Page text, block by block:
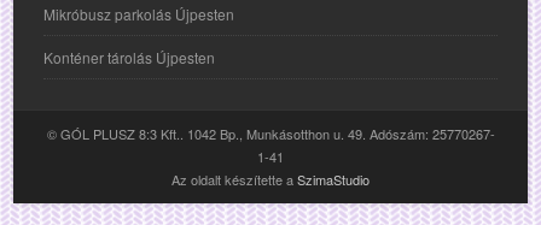
Mikróbusz parkolás Újpesten
Konténer tárolás Újpesten
© GÓL PLUSZ 8:3 Kft.. 1042 Bp., Munkásotthon u. 49. Adószám: 25770267-
1-41
Az oldalt készítette aSzimaStudio